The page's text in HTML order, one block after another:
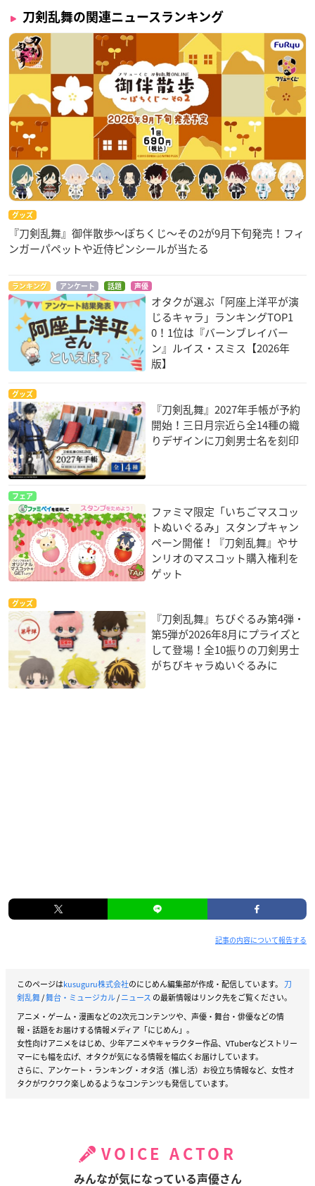
刀剣乱舞の関連ニュースランキング
グッズ
『刀剣乱舞』御伴散歩～ぽちくじ～その2が9月下旬発売！フィ
ンガーパペットや近侍ピンシールが当たる
ランキング アンケート 話題 声優
オタクが選ぶ「阿座上洋平が演
じるキャラ」ランキングTOP1
0！1位は『バーンブレイバー
ン』ルイス・スミス【2026年
版】
グッズ
『刀剣乱舞』2027年手帳が予約
開始！三日月宗近ら全14種の織
りデザインに刀剣男士名を刻印
フェア
ファミマ限定「いちごマスコッ
トぬいぐるみ」スタンプキャン
ペーン開催！『刀剣乱舞』やサ
ンリオのマスコット購入権利を
ゲット
グッズ
『刀剣乱舞』ちびぐるみ第4弾・
第5弾が2026年8月にプライズと
して登場！全10振りの刀剣男士
がちびキャラぬいぐるみに
記事の内容について報告する
このページはkusuguru株式会社のにじめん編集部が作成・配信しています。 刀
剣乱舞/舞台・ミュージカル/ニュース の最新情報はリンク先をご覧ください。
アニメ・ゲーム・漫画などの2次元コンテンツや、声優・舞台・俳優などの情
報・話題をお届けする情報メディア「にじめん」。
女性向けアニメをはじめ、少年アニメやキャラクター作品、VTuberなどストリー
マーにも幅を広げ、オタクが気になる情報を幅広くお届けしています。
さらに、アンケート・ランキング・オタ活（推し活）お役立ち情報など、女性オ
タクがワクワク楽しめるようなコンテンツも発信しています。
VOICE ACTOR
みんなが気になっている声優さん